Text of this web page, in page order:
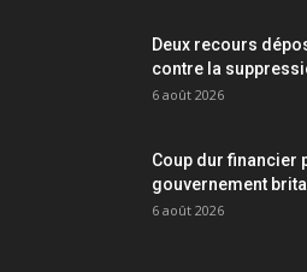
Deux recours
contre la
6 août 2026
Coup dur financier
gouvernement
6 août 2026